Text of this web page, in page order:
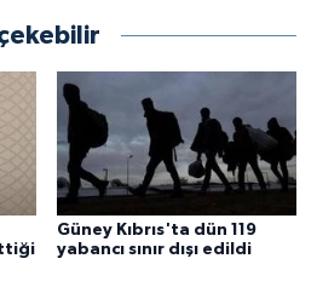
Güney Kıbrıs'ta dün 119
yabancı sınır dışı edildi